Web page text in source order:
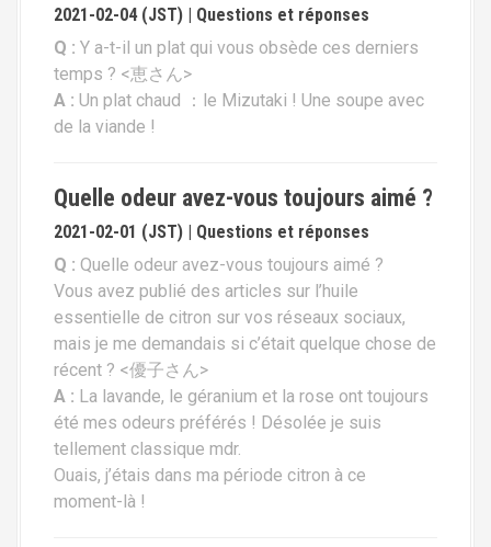
2021-02-04 (JST) | Questions et réponses
Q : Y a-t-il un plat qui vous obsède ces derniers
temps ? <恵さん>
A : Un plat chaud ：le Mizutaki ! Une soupe avec
de la viande !
Quelle odeur avez-vous toujours aimé ?
2021-02-01 (JST) | Questions et réponses
Q : Quelle odeur avez-vous toujours aimé ?
Vous avez publié des articles sur l’huile
essentielle de citron sur vos réseaux sociaux,
mais je me demandais si c’était quelque chose de
récent ? <優子さん>
A : La lavande, le géranium et la rose ont toujours
été mes odeurs préférés ! Désolée je suis
tellement classique mdr.
Ouais, j’étais dans ma période citron à ce
moment-là !